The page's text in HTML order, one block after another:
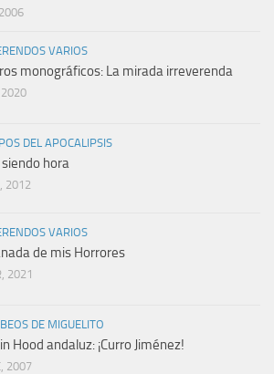
VARIOS
monográficos: La mirada irreverenda
DEL APOCALIPSIS
siendo hora
2012
VARIOS
de mis Horrores
2021
DE MIGUELITO
Hood andaluz: ¡Curro Jiménez!
2007